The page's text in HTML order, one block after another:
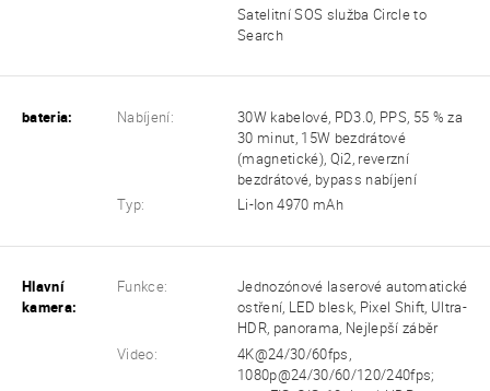
Satelitní SOS služba Circle to
Search
bateria: Nabíjení:
30W kabelové, PD3.0, PPS, 55 % za
30 minut, 15W bezdrátové
(magnetické), Qi2, reverzní
bezdrátové, bypass nabíjení
Typ:
Li-Ion 4970 mAh
Hlavní
kamera:
Funkce:
Jednozónové laserové automatické
ostření, LED blesk, Pixel Shift, Ultra-
HDR, panorama, Nejlepší záběr
Video:
4K@24/30/60fps,
1080p@24/30/60/120/240fps;